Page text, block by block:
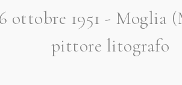
ottobre 1951 - Moglia
pittore litografo